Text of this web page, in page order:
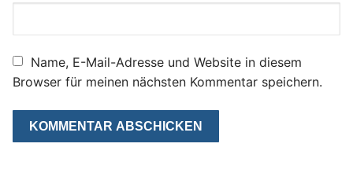
Name, E-Mail-Adresse und Website in diesem
Browser für meinen nächsten Kommentar speichern.